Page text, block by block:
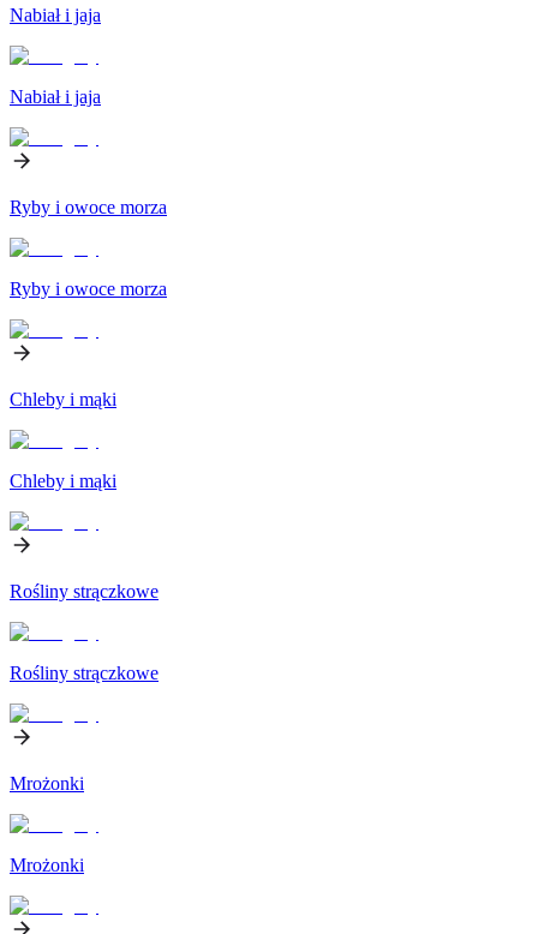
Nabiał i jaja
Nabiał i jaja
Ryby i owoce morza
Ryby i owoce morza
Chleby i mąki
Chleby i mąki
Rośliny strączkowe
Rośliny strączkowe
Mrożonki
Mrożonki